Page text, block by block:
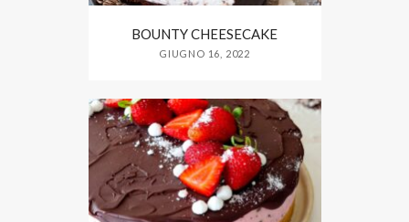
BOUNTY CHEESECAKE
GIUGNO 16, 2022